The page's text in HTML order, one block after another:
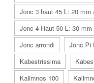
Jonc 3 haut 45 L: 20 mm
Jonc 4 Haut 50 L: 30
Jonc arrondi
Jonc Pi
Kabestrissima
Kalimnos 100